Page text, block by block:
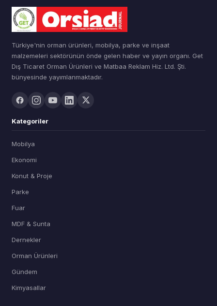
Türkiye'nin orman ürünleri, mobilya, parke ve inşaat
malzemeleri sektörünün önde gelen haber ve yayın organı. Get
Dış Ticaret Orman Ürünleri ve Matbaa Reklam Hiz. Ltd. Şti.
bünyesinde yayımlanmaktadır.
Kategoriler
Mobilya
Ekonomi
Konut & Proje
Parke
Fuar
MDF & Sunta
Dernekler
Orman Ürünleri
Gündem
Kimyasallar